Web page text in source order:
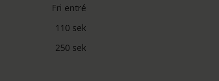
Fri entré
110 sek
250 sek